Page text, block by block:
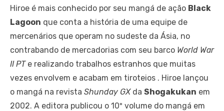
Hiroe é mais conhecido por seu mangá de ação Black
Lagoon que conta a história de uma equipe de
mercenários que operam no sudeste da Ásia, no
contrabando de mercadorias com seu barco World War
II PTe realizando trabalhos estranhos que muitas
vezes envolvem e acabam em tiroteios . Hiroe lançou
o mangá na revista Shunday GXda Shogakukan em
2002. A editora publicou o 10º volume do mangá em